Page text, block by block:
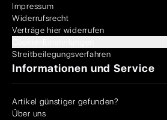
Impressum
Widerrufsrecht
Verträge hier widerrufen
Streitbeilegungsverfahren
Informationen und Service
Artikel günstiger gefunden?
Über uns